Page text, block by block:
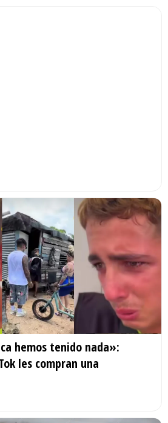
hemos tenido nada»:
les compran una